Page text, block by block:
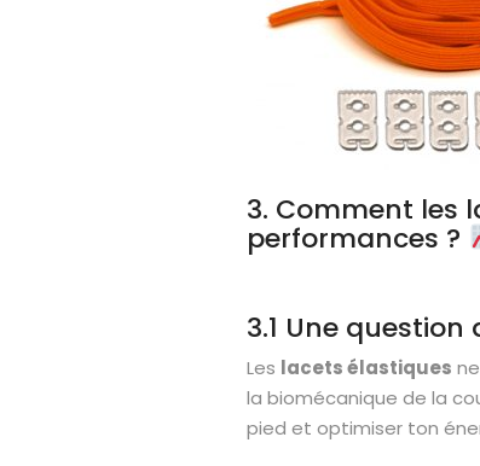
3. Comment les
performances ?
3.1 Une
Les lacets élastiques
la biomécanique de la
pied et optimiser ton